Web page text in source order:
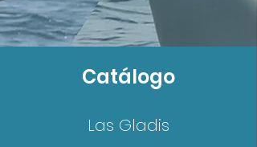
Catálogo
Las Gladis